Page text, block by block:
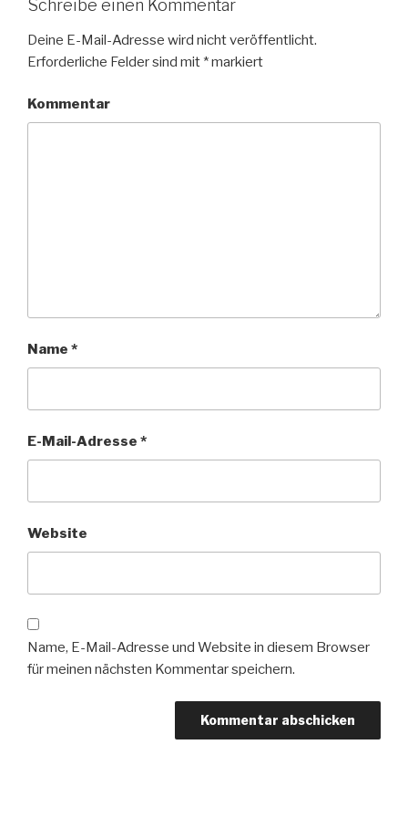
Schreibe einen Kommentar
Deine E-Mail-Adresse wird nicht veröffentlicht.
Erforderliche Felder sind mit *markiert
Kommentar
Name *
E-Mail-Adresse *
Website
Name, E-Mail-Adresse und Website in diesem Browser
für meinen nächsten Kommentar speichern.